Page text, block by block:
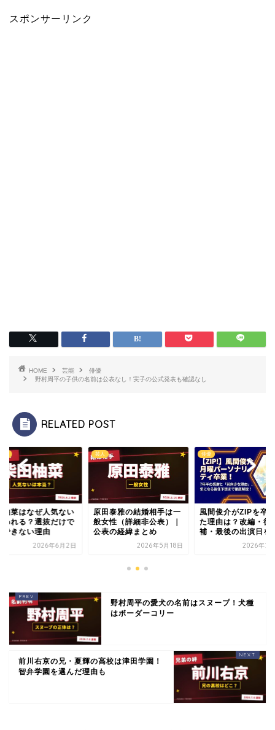
スポンサーリンク
HOME 芸能
俳優
野村周平の子供の名前は公表なし！実子の公式発表も確認なし
RELATED POST
柚菜はなぜ人気ない
われる？選抜だけで
できない理由
2026年6月2日
芸人
原田泰雅の結婚相手は一
般女性（詳細非公表）｜
公表の経緯まとめ
2026年5月18日
俳優
風間俊介がZIPを卒
た理由は？改編・後
補・最後の出演日を
2026年2
野村周平の愛犬の名前はスヌープ！犬種
はボーダーコリー
前川右京の兄・夏輝の高校は津田学園！
智弁学園を選んだ理由も